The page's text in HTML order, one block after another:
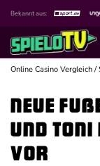
Bekannt aus:
Über spieloTV
Wie wir bewerten
Die SpieloTV Crew
Haftungsausschluss
Online Casino Vergleich /
Neue
und Toni
vor